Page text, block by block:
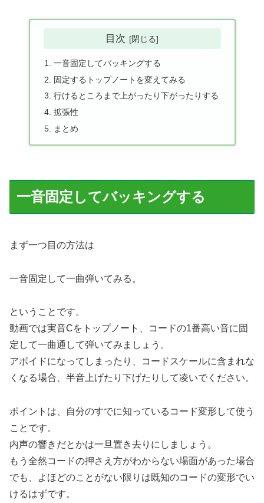
目次
一音固定してバッキングする
固定するトップノートを変えてみる
行けるところまで上がったり下がったりする
拡張性
まとめ
一音固定してバッキングする
まず一つ目の方法は
一音固定して一曲弾いてみる。
ということです。
動画では実音Cをトップノート、コードの1番高い音に固
定して一曲通して弾いてみましょう。
アボイドになってしまったり、コードスケールに含まれな
くなる場合、半音上げたり下げたりして凌いでください。
ポイントは、自分のすでに知っているコード変形して使う
ことです。
内声の響きだとかは一旦置き去りにしましょう。
もう全然コードの押さえ方がわからない場面があった場合
でも、よほどのことがない限りは既知のコードの変形でい
けるはずです。